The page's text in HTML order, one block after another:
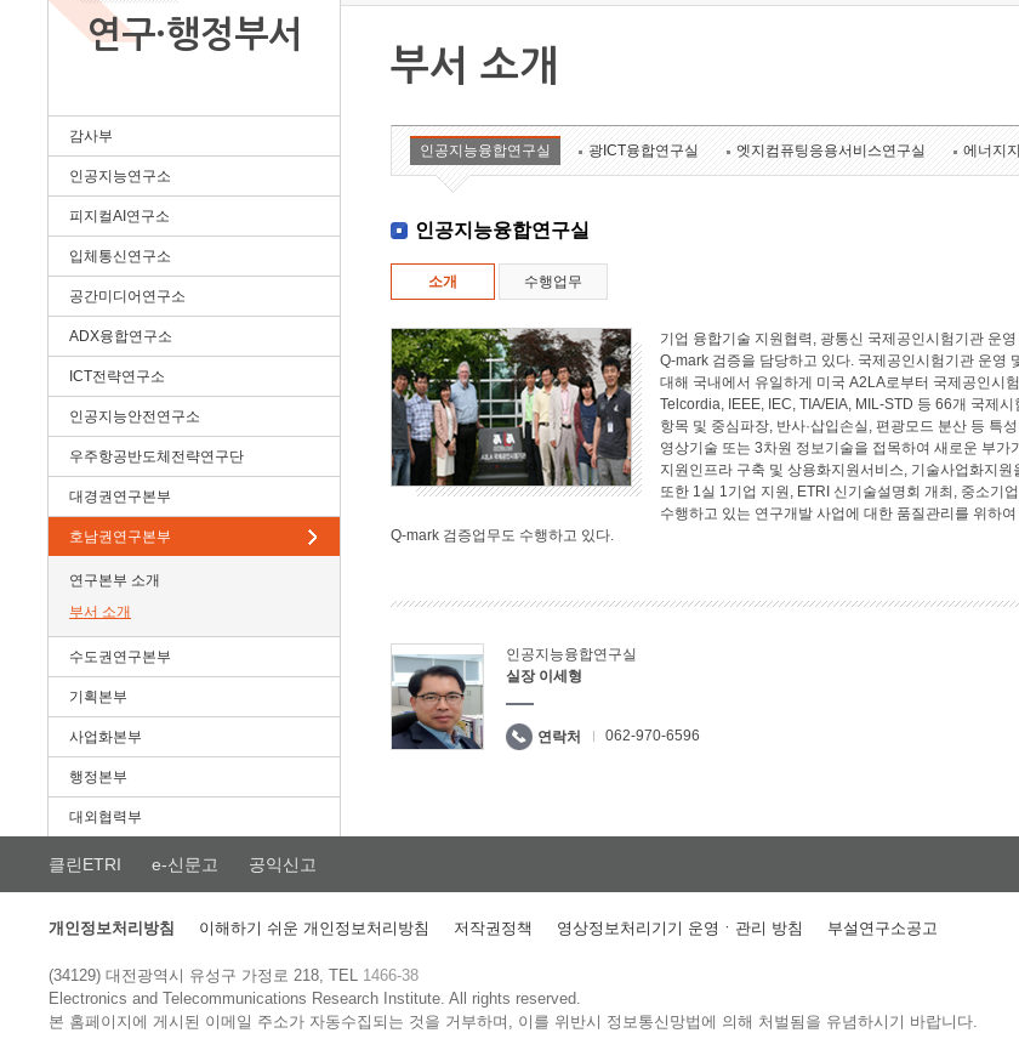
연구·행정부서
감사부
인공지능연구소
피지컬AI연구소
입체통신연구소
공간미디어연구소
ADX융합연구소
ICT전략연구소
인공지능안전연구소
우주항공반도체전략연구단
대경권연구본부
호남권연구본부
연구본부 소개
부서 소개
수도권연구본부
기획본부
사업화본부
행정본부
대외협력부
부서 소개
인공지능융합연구실 광ICT융합연구실 엣지컴퓨팅응용서비스연구실 에너지
인공지능융합연구실
소개 수행업무
기업 융합기술 지원협력, 광통신 국제공인시험기관 운
Q-mark 검증을 담당하고 있다. 국제공인시험기관 운영
대해 국내에서 유일하게 미국 A2LA로부터 국제공인시
Telcordia, IEEE, IEC, TIA/EIA, MIL-STD 등 66개 국제
항목 및 중심파장, 반사·삽입손실, 편광모드 분산 등 특
영상기술 또는 3차원 정보기술을 접목하여 새로운 부
지원인프라 구축 및 상용화지원서비스, 기술사업화지
또한 1실 1기업 지원, ETRI 신기술설명회 개최, 중소기
수행하고 있는 연구개발 사업에 대한 품질관리를 위하
Q-mark 검증업무도 수행하고 있다.
인공지능융합연구실
실장 이세형
연락처 062-970-6596
클린ETRI e-신문고 공익신고
개인정보처리방침 이해하기 쉬운 개인정보처리방침 저작권정책 영상정보처리기기 운영ㆍ관리 방침 부설연구소공고
(34129) 대전광역시 유성구 가정로 218, TEL 1466-38
Electronics and Telecommunications Research Institute.All rights reserved.
본 홈페이지에 게시된 이메일 주소가 자동수집되는 것을 거부하며, 이를 위반시 정보통신망법에 의해 처벌됨을 유념하시기 바랍니다.